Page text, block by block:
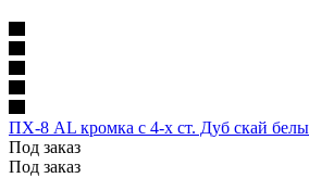
ПХ-8 AL кромка с 4-х ст. Дуб скай
Под заказ
Под заказ